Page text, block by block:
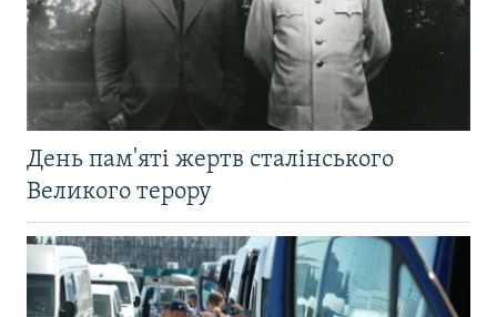
День пам'яті жертв сталінського
Великого терору